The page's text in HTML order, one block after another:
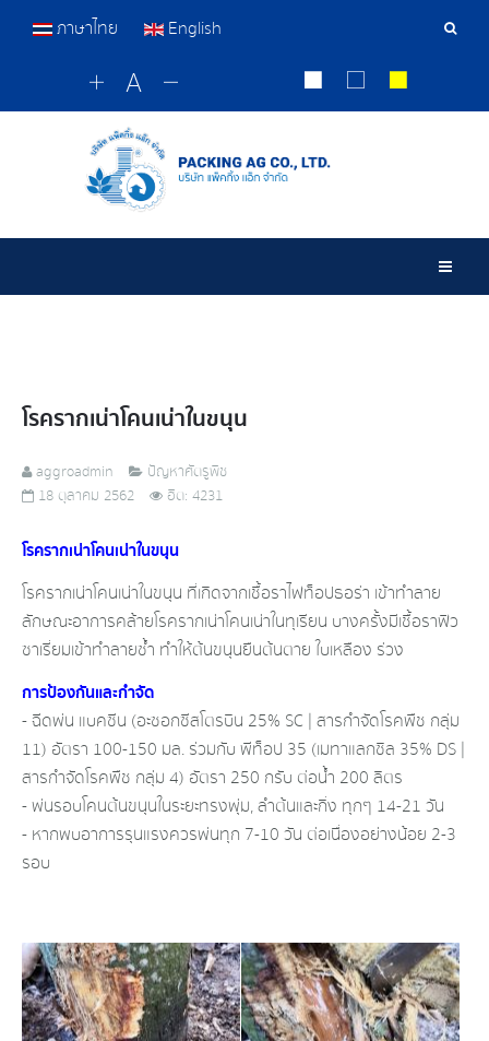
เครื่อ
ภาษาไทย English
โรครากเน่า​โคน​เน่า​ในขนุน
aggroadmin
ปัญหาศัตรูพืช
18 ตุลาคม 2562
ฮิต: 4231
โรครากเน่า​โคน​เน่า​ในขนุน
โรครากเน่า​โคน​เน่า​ในขนุน​ ที่เกิดจากเชื้อราไฟท็อปธอร่า​ เข้าทำลาย​
ลักษณะ​อาการคล้ายโรครากเน่า​โคน​เน่า​ในทุเรียน​ บางครั้งมีเชื้อราฟิว
ซา​เรี่ยม​เข้าทำลายซ้ำ​ ทำให้ต้นขนุนยืนต้นตาย​ ใบเหลือง​ ร่วง
การป้องกันและกำจัด
- ฉีดพ่น แบคซีน​ (อะซอกซีสโตรบิน​ 25% SC​ | สารกำจัด​โรค​พืช​ กลุ่ม​
11)​ อัตรา​ 100-150​ มล. ร่วมกับ พีท็อป 35​ (เมทาแลกซิล​ 35% DS​ |
สาร​กำจัด​โรค​พืช​ กลุ่ม​ 4) อัตรา​ 250​ กรับ​ ต่อน้ำ​ 200​ ลิตร
- พ่นรอบโคนต้นขนุน​ในระยะทรงพุ่ม, ลำต้นและกิ่ง​ ทุกๆ​ 14-21​ วัน​
- หากพบอาการรุนแรง​ควรพ่นทุก​ 7-10​ วัน​ ต่อเนื่อง​อย่างน้อย​ 2-3​
รอบ